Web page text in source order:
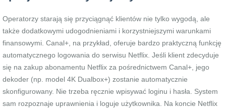
Operatorzy starają się przyciągnąć klientów nie tylko wygodą, ale
także dodatkowymi udogodnieniami i korzystniejszymi warunkami
finansowymi. Canal+, na przykład, oferuje bardzo praktyczną funkcję
automatycznego logowania do serwisu Netflix. Jeśli klient zdecyduje
się na zakup abonamentu Netflix za pośrednictwem Canal+, jego
dekoder (np. model 4K Dualbox+) zostanie automatycznie
skonfigurowany. Nie trzeba ręcznie wpisywać loginu i hasła. System
sam rozpoznaje uprawnienia i loguje użytkownika. Na koncie Netflix